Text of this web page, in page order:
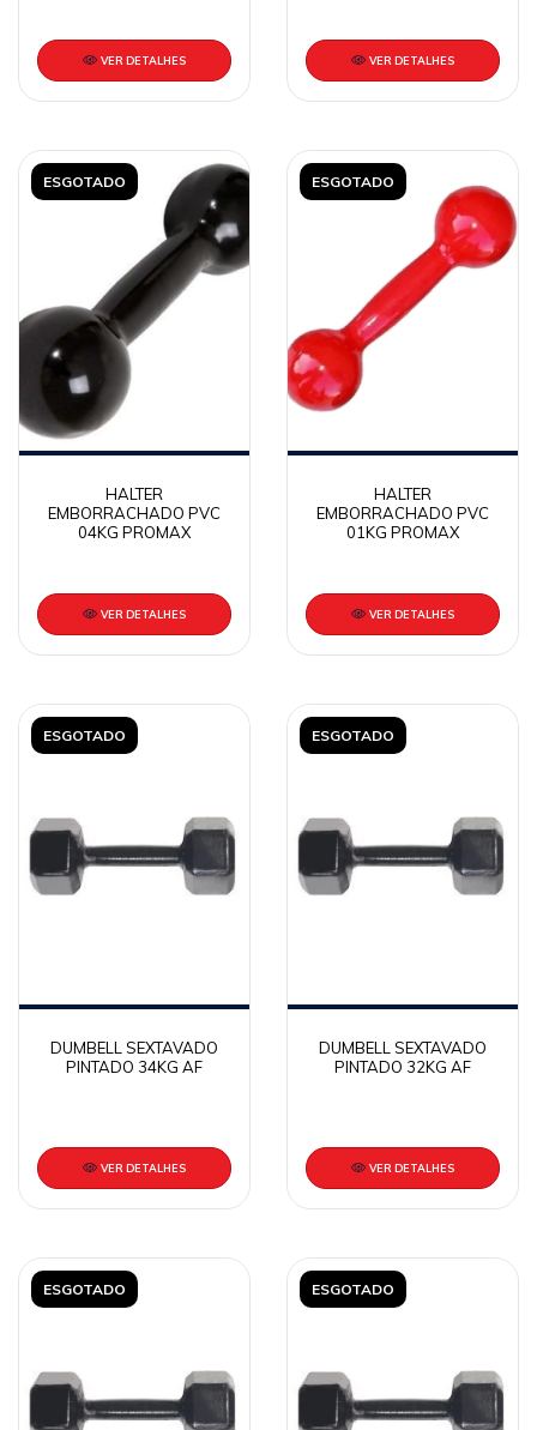
VER DETALHES VER DETALHES
ESGOTADO
HALTER
EMBORRACHADO PVC
04KG PROMAX
VER DETALHES
ESGOTADO
HALTER
EMBORRACHADO PVC
01KG PROMAX
VER DETALHES
ESGOTADO
DUMBELL SEXTAVADO
PINTADO 34KG AF
VER DETALHES
ESGOTADO
DUMBELL SEXTAVADO
PINTADO 32KG AF
VER DETALHES
ESGOTADO ESGOTADO